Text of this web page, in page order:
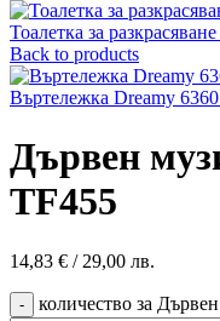
Тоалетка за
Back to products
Въртележка Dreamy
Дървен
TF455
14,83 € / 29,00 лв.
количество за